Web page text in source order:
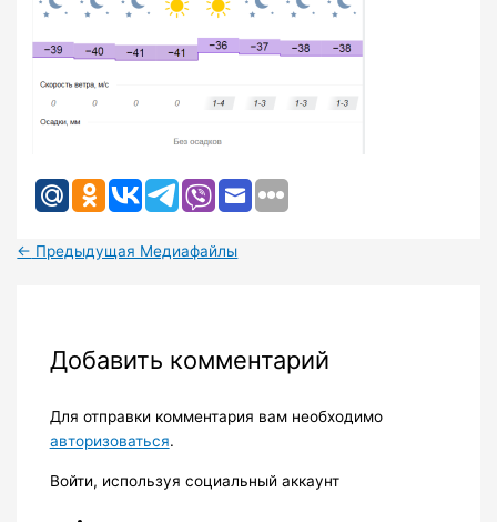
← Предыдущая Медиафайлы
Добавить комментарий
Для отправки комментария вам необходимо
авторизоваться.
Войти, используя социальный аккаунт